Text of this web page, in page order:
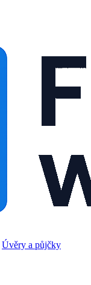
Úvěry a půjčky